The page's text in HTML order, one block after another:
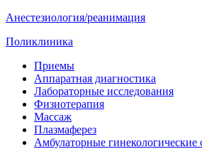
Анестезиология/реанимация
Поликлиника
Приемы
Аппаратная диагностика
Лабораторные исследования
Физиотерапия
Массаж
Плазмаферез
Амбулаторные гинекологические